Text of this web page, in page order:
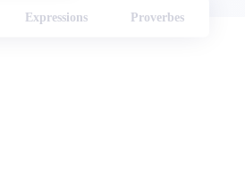
Expressions Proverbes